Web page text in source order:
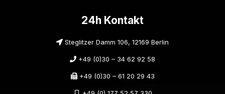
24h Kontakt
Steglitzer Damm 106, 12169 Berlin
+49 (0)30 – 34 62 92 58
+49 (0)30 – 61 20 29 43